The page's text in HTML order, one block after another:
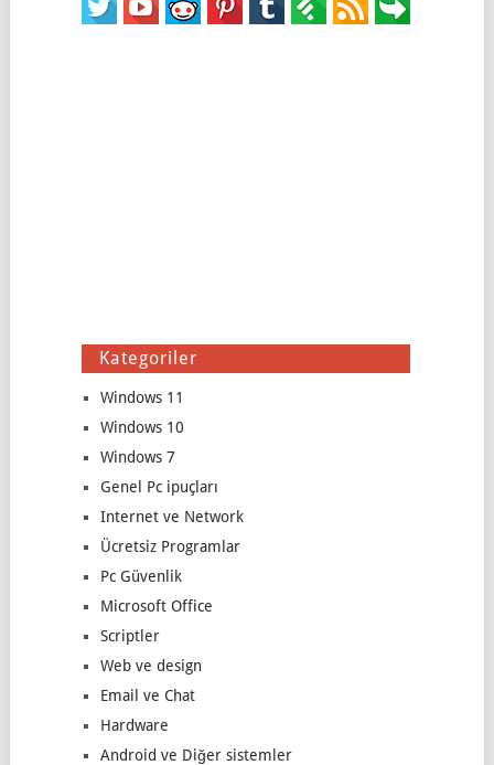
Kategoriler
Windows 11
Windows 10
Windows 7
Genel Pc ipuçları
Internet ve Network
Ücretsiz Programlar
Pc Güvenlik
Microsoft Office
Scriptler
Web ve design
Email ve Chat
Hardware
Android ve Diğer sistemler